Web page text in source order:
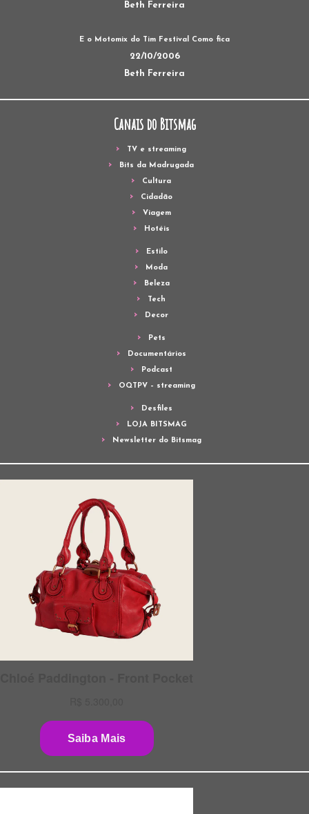
Beth Ferreira
E o Motomix do Tim Festival Como fica
22/10/2006
Beth Ferreira
Canais do Bitsmag
TV e streaming
Bits da Madrugada
Cultura
Cidadão
Viagem
Hotéis
Estilo
Moda
Beleza
Tech
Decor
Pets
Documentários
Podcast
OQTPV – streaming
Desfiles
LOJA BITSMAG
Newsletter do Bitsmag